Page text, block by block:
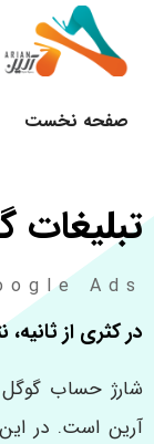
صفحه نخست
تبلیغات
Ads
در کثری از
شارژ حساب گوگل
آرین است. در